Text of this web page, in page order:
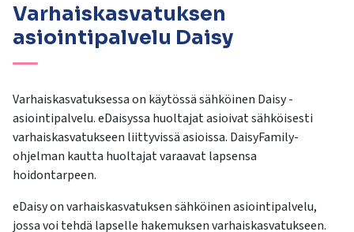
Varhaiskasvatuksen
asiointipalvelu Daisy
Varhaiskasvatuksessa on käytössä sähköinen Daisy -
asiointipalvelu. eDaisyssa huoltajat asioivat sähköisesti
varhaiskasvatukseen liittyvissä asioissa. DaisyFamily-
ohjelman kautta huoltajat varaavat lapsensa
hoidontarpeen.
eDaisy on varhaiskasvatuksen sähköinen asiointipalvelu,
jossa voi tehdä lapselle hakemuksen varhaiskasvatukseen.